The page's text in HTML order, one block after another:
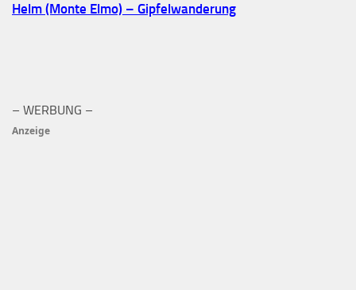
Helm (Monte Elmo) – Gipfelwanderung
– WERBUNG –
Anzeige